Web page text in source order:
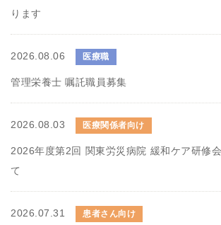
ります
2026.08.06 医療職
管理栄養士 嘱託職員募集
2026.08.03 医療関係者向け
2026年度第2回 関東労災病院 緩和ケア研修
て
2026.07.31 患者さん向け